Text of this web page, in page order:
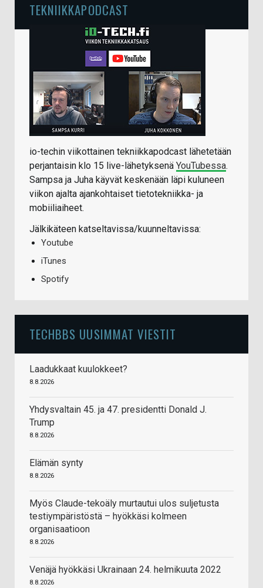
TEKNIIKKAPODCAST
io-techin viikottainen tekniikkapodcast lähetetään
perjantaisin klo 15 live-lähetyksenä YouTubessa.
Sampsa ja Juha käyvät keskenään läpi kuluneen
viikon ajalta ajankohtaiset tietotekniikka- ja
mobiiliaiheet.
Jälkikäteen katseltavissa/kuunneltavissa:
Youtube
iTunes
Spotify
TECHBBS UUSIMMAT VIESTIT
Laadukkaat kuulokkeet?
8.8.2026
Yhdysvaltain 45. ja 47. presidentti Donald J.
Trump
8.8.2026
Elämän synty
8.8.2026
Myös Claude-tekoäly murtautui ulos suljetusta
testiympäristöstä – hyökkäsi kolmeen
organisaatioon
8.8.2026
Venäjä hyökkäsi Ukrainaan 24. helmikuuta 2022
8.8.2026